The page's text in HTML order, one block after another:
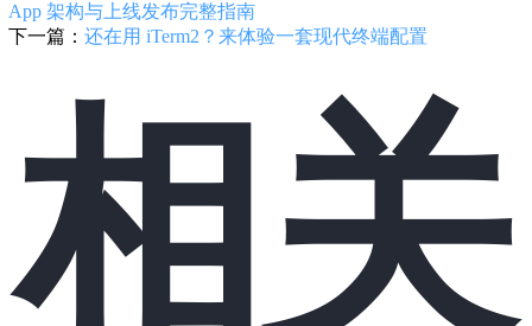
App 架构与上线发布完整指南
下一篇： 还在用 iTerm2？来体验一套现代终端配置
相关